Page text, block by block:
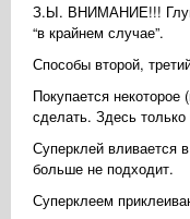
З.Ы. ВНИМАНИЕ!!!
“в крайнем случае”.
Способы второй,
Покупается
сделать. Здесь
Суперклей вливается
больше не подходит.
Суперклеем